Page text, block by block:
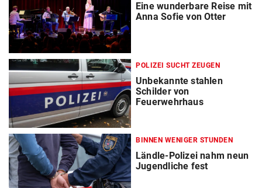
Eine wunderbare Reise mit
Anna Sofie von Otter
POLIZEI SUCHT ZEUGEN
Unbekannte stahlen
Schilder von
Feuerwehrhaus
BINNEN WENIGER STUNDEN
Ländle-Polizei nahm neun
Jugendliche fest